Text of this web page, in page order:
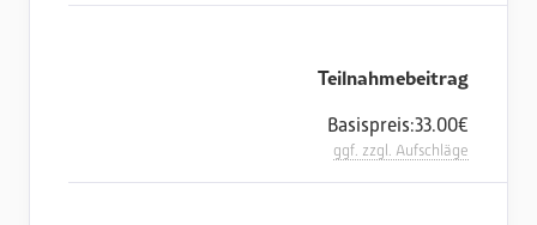
Teilnahmebeitrag
Basispreis:33.00€
ggf. zzgl. Aufschläge